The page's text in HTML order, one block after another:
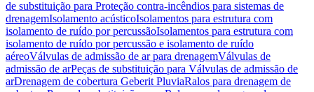
de substituição para Proteção contra-incêndios para sistemas de
drenagemIsolamento acústicoIsolamentos para estrutura com
isolamento de ruído por percussãoIsolamentos para estrutura com
isolamento de ruído por percussão e isolamento de ruído
aéreoVálvulas de admissão de ar para drenagemVálvulas de
admissão de arPeças de substituição para Válvulas de admissão de
arDrenagem de cobertura Geberit PluviaRalos para drenagem de